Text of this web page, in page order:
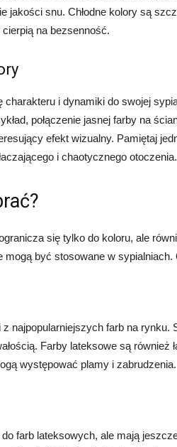
jakości snu. Chłodne kolory są
na bezsenność.
charakteru i dynamiki do swojej
połączenie jasnej farby na
efekt wizualny. Pamiętaj
i chaotycznego otoczenia.
się tylko do koloru, ale
mogą być stosowane w sypialniach.
najpopularniejszych farb na rynku.
Farby lateksowe są również
występować plamy i zabrudzenia.
farb lateksowych, ale mają